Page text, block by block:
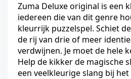
Zuma Deluxe original is een
iedereen die van dit genre
kleurrijk puzzelspel. Schiet
de rij van drie of meer
verdwijnen. Je moet de hele
Help de kikker de magische
een veelkleurige slang bij